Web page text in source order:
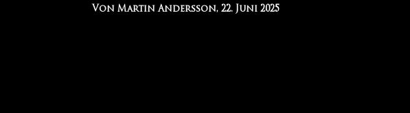
Von Martin Andersson, 22. Juni 2025